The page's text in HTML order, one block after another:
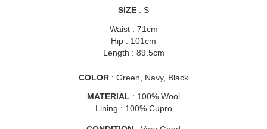
SIZE : S
Waist : 71cm
Hip : 101cm
Length : 89.5cm
COLOR : Green, Navy, Black
MATERIAL : 100% Wool
Lining : 100% Cupro